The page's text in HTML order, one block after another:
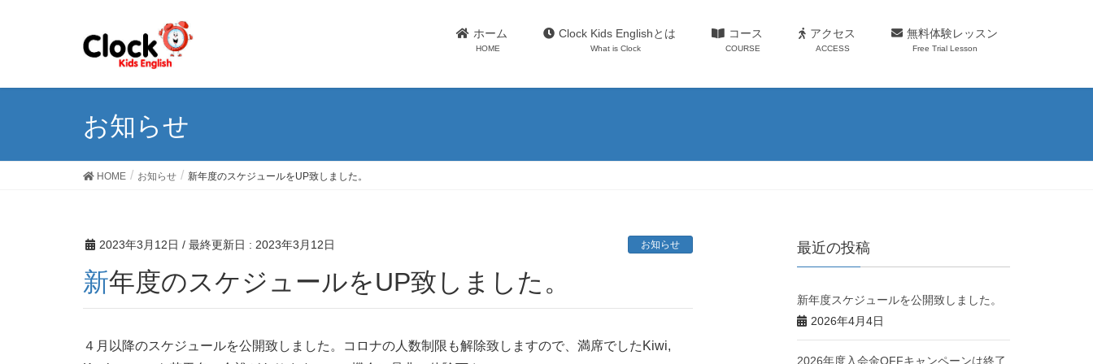
ホーム
HOME
Clock Kids Englishとは
What is Clock
コース
COURSE
アクセス
ACCESS
無料体験レッスン
Free Trial Lesson
お知らせ
HOME お知らせ 新年度のスケジュールをUP致しました。
2023年3月12日 / 最終更新日 : 2023年3月12日 お知らせ
新年度のスケジュールをUP致しました。
４月以降のスケジュールを公開致しました。コロナの人数制限も解除致しますので、満席でしたKiwi,
最近の投稿
新年度スケジュールを公開致しました。
2026年4月4日
2026年度入会金OFFキャンペーンは終了